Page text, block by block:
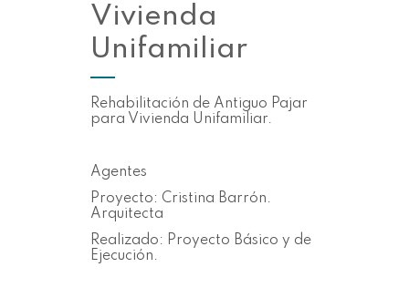
Vivienda
Unifamiliar
Rehabilitación de Antiguo Pajar
para Vivienda Unifamiliar.
Agentes
Proyecto: Cristina Barrón.
Arquitecta
Realizado: Proyecto Básico y de
Ejecución.